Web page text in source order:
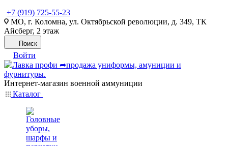
+7 (919) 725-55-23
МО, г. Коломна, ул. Октябрьской революции, д. 349, ТК
Айсберг, 2 этаж
Поиск
Войти
Интернет-магазин военной аммуниции
Каталог